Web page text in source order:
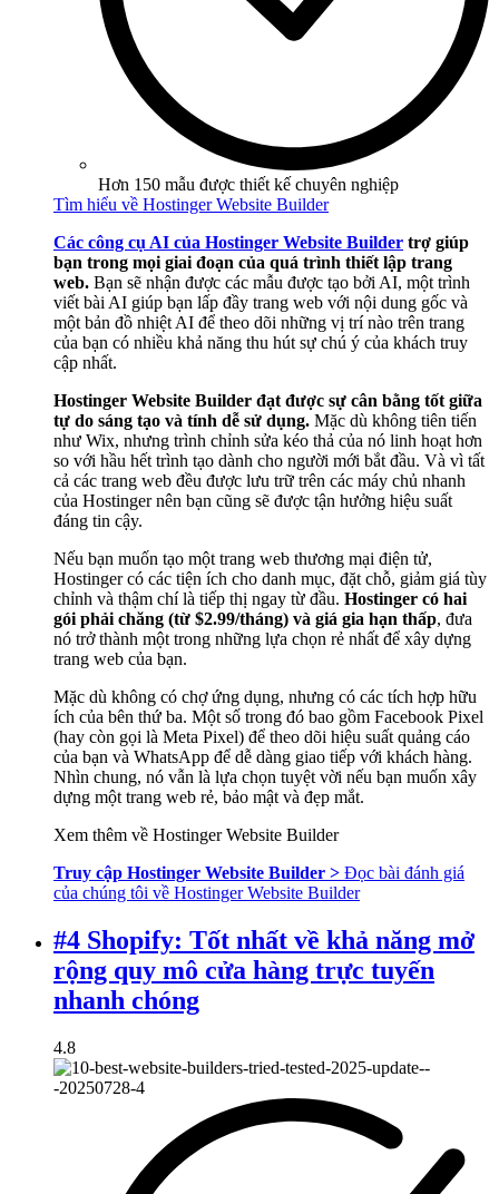
Hơn 150 mẫu được thiết kế chuyên nghiệp
Tìm hiểu về Hostinger Website Builder
Các công cụ AI của Hostinger Website Builder trợ giúp
bạn trong mọi giai đoạn của quá trình thiết lập trang
web. Bạn sẽ nhận được các mẫu được tạo bởi AI, một trình
viết bài AI giúp bạn lấp đầy trang web với nội dung gốc và
một bản đồ nhiệt AI để theo dõi những vị trí nào trên trang
của bạn có nhiều khả năng thu hút sự chú ý của khách truy
cập nhất.
Hostinger Website Builder đạt được sự cân bằng tốt giữa
tự do sáng tạo và tính dễ sử dụng. Mặc dù không tiên tiến
như Wix, nhưng trình chỉnh sửa kéo thả của nó linh hoạt hơn
so với hầu hết trình tạo dành cho người mới bắt đầu. Và vì tất
cả các trang web đều được lưu trữ trên các máy chủ nhanh
của Hostinger nên bạn cũng sẽ được tận hưởng hiệu suất
đáng tin cậy.
Nếu bạn muốn tạo một trang web thương mại điện tử,
Hostinger có các tiện ích cho danh mục, đặt chỗ, giảm giá tùy
chỉnh và thậm chí là tiếp thị ngay từ đầu. Hostinger có hai
gói phải chăng (từ $2.99/tháng) và giá gia hạn thấp, đưa
nó trở thành một trong những lựa chọn rẻ nhất để xây dựng
trang web của bạn.
Mặc dù không có chợ ứng dụng, nhưng có các tích hợp hữu
ích của bên thứ ba. Một số trong đó bao gồm Facebook Pixel
(hay còn gọi là Meta Pixel) để theo dõi hiệu suất quảng cáo
của bạn và WhatsApp để dễ dàng giao tiếp với khách hàng.
Nhìn chung, nó vẫn là lựa chọn tuyệt vời nếu bạn muốn xây
dựng một trang web rẻ, bảo mật và đẹp mắt.
Xem thêm về Hostinger Website Builder
Truy cập Hostinger Website Builder > Đọc bài đánh giá
của chúng tôi về Hostinger Website Builder
#4 Shopify: Tốt nhất về khả năng mở
rộng quy mô cửa hàng trực tuyến
nhanh chóng
4.8